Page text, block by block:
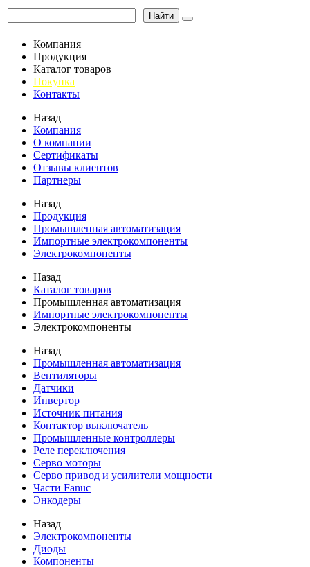
Найти
Компания
Продукция
Каталог товаров
Покупка
Контакты
Назад
Компания
О компании
Сертификаты
Отзывы клиентов
Партнеры
Назад
Продукция
Промышленная автоматизация
Импортные электрокомпоненты
Электрокомпоненты
Назад
Каталог товаров
Промышленная автоматизация
Импортные электрокомпоненты
Электрокомпоненты
Назад
Промышленная автоматизация
Вентиляторы
Датчики
Инвертор
Источник питания
Контактор выключатель
Промышленные контроллеры
Реле переключения
Серво моторы
Серво привод и усилители мощности
Части Fanuc
Энкодеры
Назад
Электрокомпоненты
Диоды
Компоненты